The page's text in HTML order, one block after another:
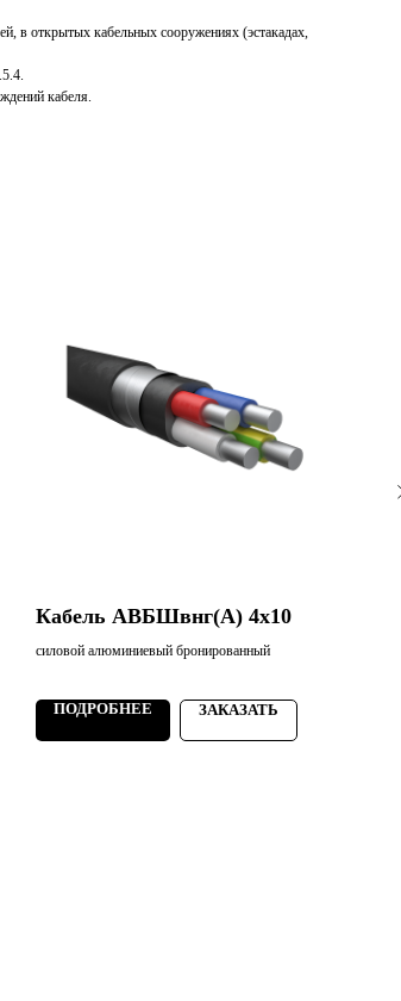
в открытых кабельных сооружениях (эстакадах,
кабеля.
Кабель АВБШвнг(А) 4х10
силовой алюминиевый бронированный
ПОДРОБНЕЕ ЗАКАЗАТЬ